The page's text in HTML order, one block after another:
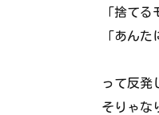
「捨てる
「あん
って反発
そりゃな